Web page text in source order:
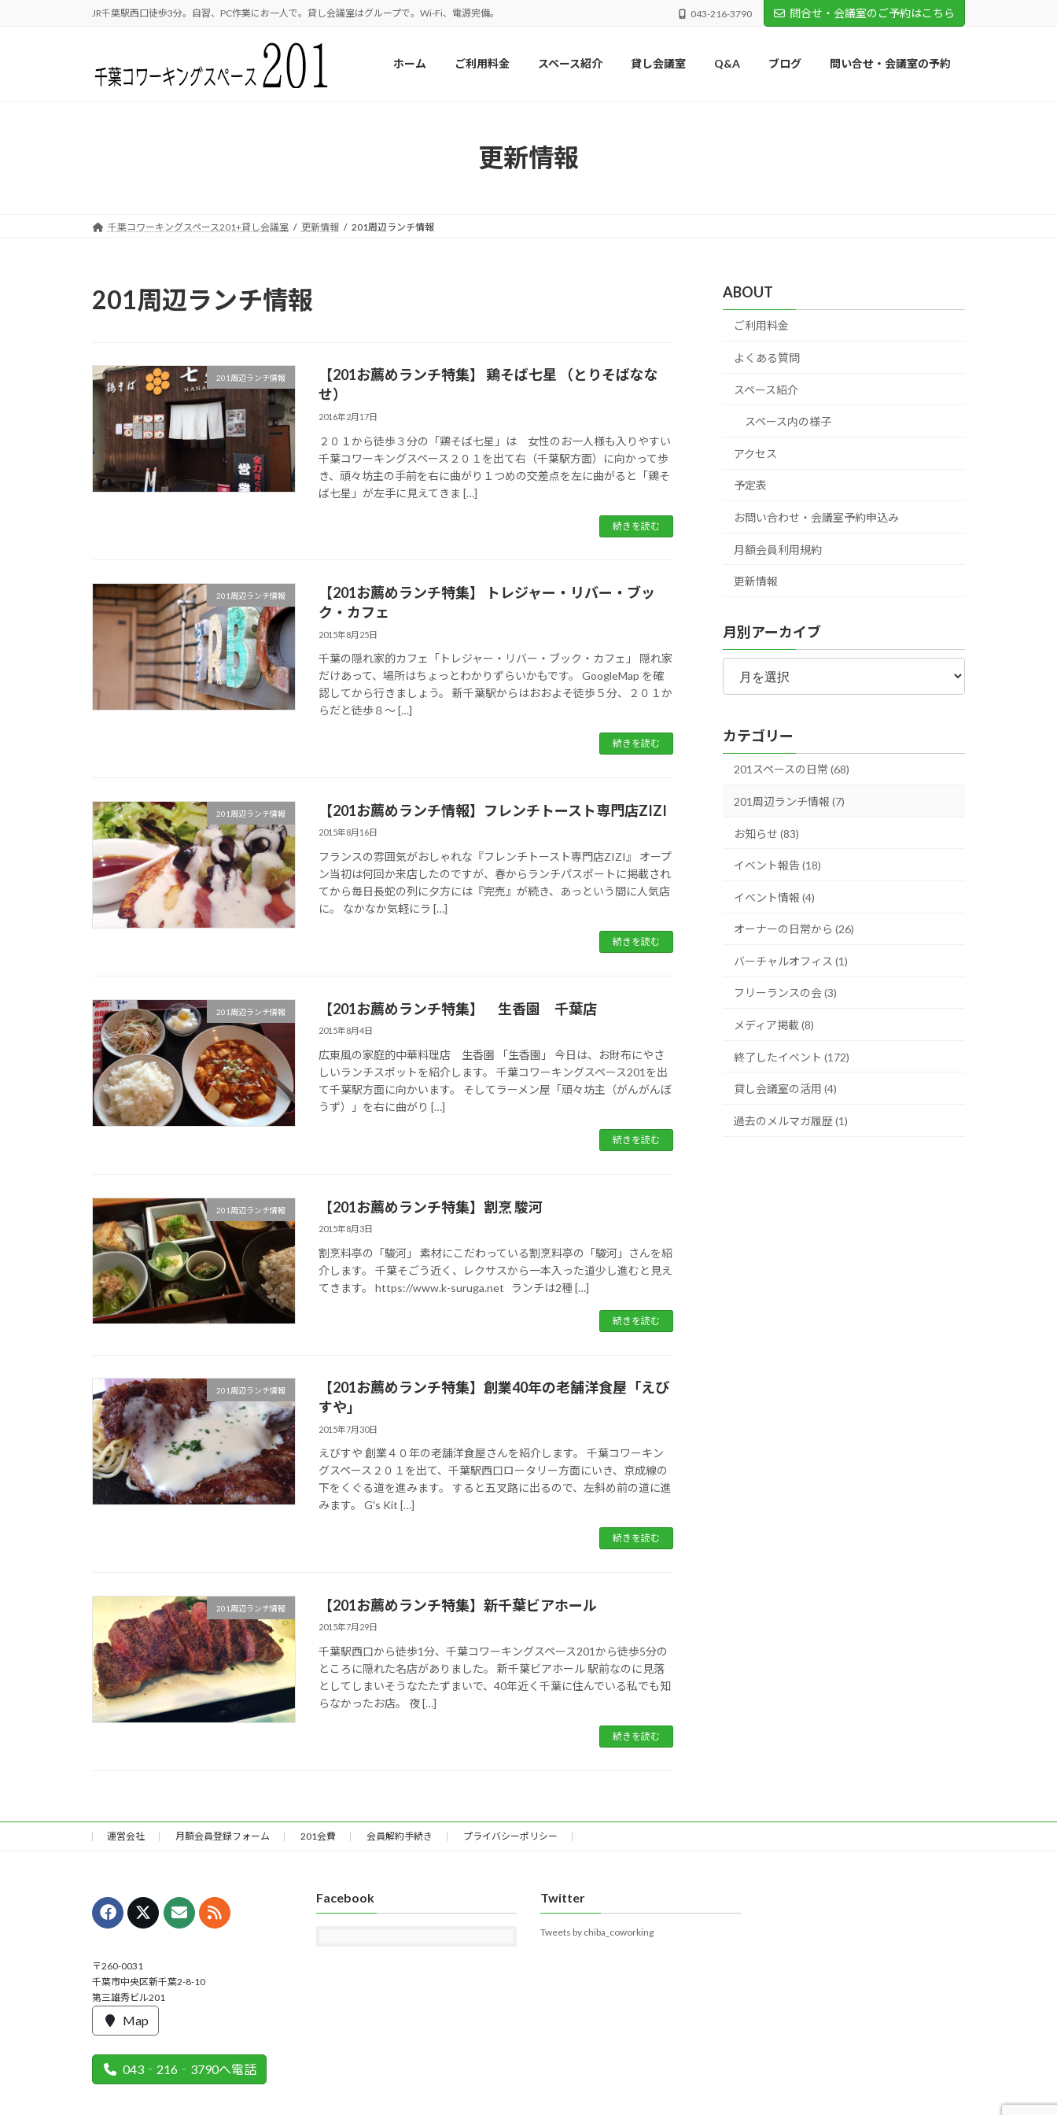
JR千葉駅西口徒歩3分。自習、PC作業にお一人で。貸し会議室はグループで。Wi-Fi、電源完備。 043-216-3790 問合せ・会議室のご予約はこちら
ホーム ご利用料金 スペース紹介 貸し会議室 Q&A ブログ 問い合せ・会議室の予約
更新情報
千葉コワーキングスペース201+貸し会議室 更新情報 201周辺ランチ情報
201周辺ランチ情報
201周辺ランチ情報
【201お薦めランチ特集】 鶏そば七星 （とりそばなな
せ）
2016年2月17日
２０１から徒歩３分の「鶏そば七星」は 女性のお一人様も入りやすい
千葉コワーキングスペース２０１を出て右（千葉駅方面）に向かって歩
き、頑々坊主の手前を右に曲がり１つめの交差点を左に曲がると「鶏そ
ば七星」が左手に見えてきま […]
続きを読む
201周辺ランチ情報
【201お薦めランチ特集】 トレジャー・リバー・ブッ
ク・カフェ
2015年8月25日
千葉の隠れ家的カフェ「トレジャー・リバー・ブック・カフェ」 隠れ家
だけあって、場所はちょっとわかりずらいかもです。 GoogleMap を確
認してから行きましょう。 新千葉駅からはおおよそ徒歩５分、２０１か
らだと徒歩８〜 […]
続きを読む
201周辺ランチ情報 【201お薦めランチ情報】フレンチトースト専門店ZIZI
2015年8月16日
フランスの雰囲気がおしゃれな『フレンチトースト専門店ZIZI』 オープ
ン当初は何回か来店したのですが、春からランチパスポートに掲載され
てから毎日長蛇の列に夕方には『完売』が続き、あっという間に人気店
に。 なかなか気軽にラ […]
続きを読む
201周辺ランチ情報 【201お薦めランチ特集】 生香園 千葉店
2015年8月4日
広東風の家庭的中華料理店 生香園 「生香園」 今日は、お財布にやさ
しいランチスポットを紹介します。 千葉コワーキングスペース201を出
て千葉駅方面に向かいます。 そしてラーメン屋「頑々坊主（がんがんぼ
うず）」を右に曲がり […]
続きを読む
201周辺ランチ情報 【201お薦めランチ特集】割烹 駿河
2015年8月3日
割烹料亭の「駿河」 素材にこだわっている割烹料亭の「駿河」さんを紹
介します。 千葉そごう近く、レクサスから一本入った道少し進むと見え
てきます。 https://www.k-suruga.net ランチは2種 […]
続きを読む
201周辺ランチ情報
【201お薦めランチ特集】創業40年の老舗洋食屋「えび
すや」
2015年7月30日
えびすや 創業４０年の老舗洋食屋さんを紹介します。 千葉コワーキン
グスペース２０１を出て、千葉駅西口ロータリー方面にいき、京成線の
下をくぐる道を進みます。 すると五叉路に出るので、左斜め前の道に進
みます。 G's Kit […]
続きを読む
201周辺ランチ情報 【201お薦めランチ特集】新千葉ビアホール
2015年7月29日
千葉駅西口から徒歩1分、千葉コワーキングスペース201から徒歩5分の
ところに隠れた名店がありました。 新千葉ビアホール 駅前なのに見落
としてしまいそうなたたずまいで、40年近く千葉に住んでいる私でも知
らなかったお店。 夜 […]
続きを読む
ABOUT
ご利用料金
よくある質問
スペース紹介
スペース内の様子
アクセス
予定表
お問い合わせ・会議室予約申込み
月額会員利用規約
更新情報
月別アーカイブ
月
ア
カ
イ
ブ
カテゴリー
201スペースの日常 (68)
201周辺ランチ情報 (7)
お知らせ (83)
イベント報告 (18)
イベント情報 (4)
オーナーの日常から (26)
バーチャルオフィス (1)
フリーランスの会 (3)
メディア掲載 (8)
終了したイベント (172)
貸し会議室の活用 (4)
過去のメルマガ履歴 (1)
運営会社 月額会員登録フォーム 201会費 会員解約手続き プライバシーポリシー
〒260-0031
千葉市中央区新千葉2-8-10
第三雄秀ビル201
Map
043‐216‐3790へ電話
Facebook Twitter
Tweets by chiba_coworking